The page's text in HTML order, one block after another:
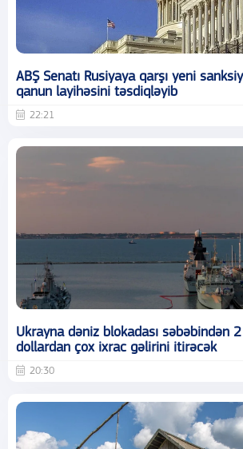
ABŞ Senatı Rusiyaya qarşı yeni
qanun layihəsini təsdiqləyib
22:21
Ukrayna dəniz blokadası səbəbindən
dollardan çox ixrac gəlirini itirəcək
20:30